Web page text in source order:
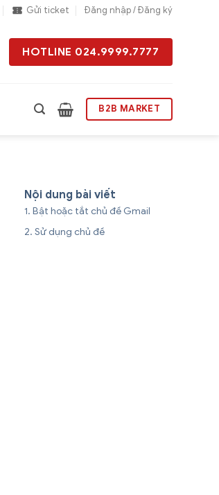
Gửi ticket Đăng nhập / Đăng ký
HOTLINE 024.9999.7777
B2B MARKET
Nội dung bài viết
Bật hoặc tắt chủ đề Gmail
Sử dụng chủ đề